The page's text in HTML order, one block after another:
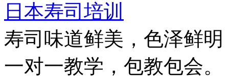
日本寿司培训
寿司味道鲜美，色泽鲜
一对一教学，包教包会。